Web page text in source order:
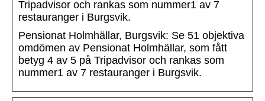
Tripadvisor och rankas som nummer1 av 7
restauranger i Burgsvik.
Pensionat Holmhällar, Burgsvik: Se 51 objektiva
omdömen av Pensionat Holmhällar, som fått
betyg 4 av 5 på Tripadvisor och rankas som
nummer1 av 7 restauranger i Burgsvik.